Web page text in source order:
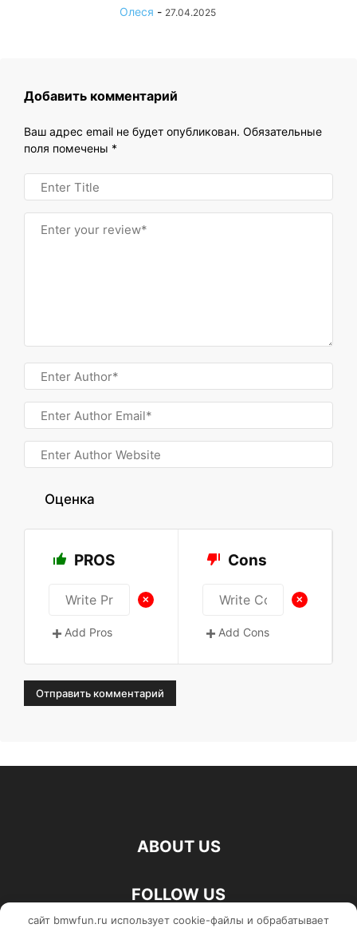
Олеся - 27.04.2025
Добавить комментарий
Ваш адрес email не будет опубликован. Обязательные
поля помечены *
Оценка
PROS
+
Add Pros
Cons
+
Add Cons
ABOUT US
FOLLOW US
сайт bmwfun.ru использует cookie-файлы и обрабатывает